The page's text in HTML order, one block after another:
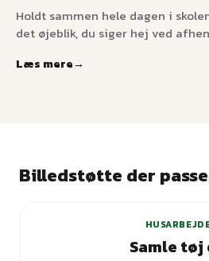
Holdt sammen hele dagen i
det øjeblik, du siger hej ved
i skolen" falder fra hinanden
Læs mere
Billedstøtte der
Samle tøj